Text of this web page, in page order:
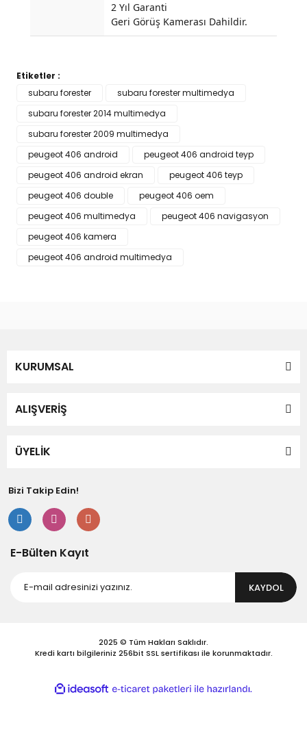
2 Yıl Garanti
Geri Görüş Kamerası Dahildir.
Bu ürüne ilk yorumu siz yapın!
Yorum Yaz
Bu ürünün fiyat bilgisi, resim, ürün açıklamalarında ve diğer
kullanarak tarafımıza iletebilirsiniz.
Görüş ve önerileriniz için teşekkür ederiz.
Ürün bilgilerinde hatalar bulunuyor.
Ürün fiyatı diğer sitelerden daha pahalı.
Bu ürüne benzer farklı alternatifler olmalı.
Etiketler :
subaru forester
subaru forester multimedya
subaru forester 2014 multimedya
subaru forester 2009 multimedya
peugeot 406 android
peugeot 406 android teyp
peugeot 406 android ekran
peugeot 406 teyp
peugeot 406 double
peugeot 406 oem
peugeot 406 multimedya
peugeot 406 navigasyon
peugeot 406 kamera
peugeot 406 android multimedya
KURUMSAL
ALIŞVERİŞ
ÜYELİK
Bizi Takip Edin!
E-Bülten Kayıt
KAYDOL
2025 © Tüm Hakları Saklıdır.
Kredi kartı bilgileriniz 256bit SSL sertifikası ile korunmaktadır.
ideasoft
e-